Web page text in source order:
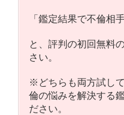
「鑑定結果で不倫相
と、評判の初回無料
さい。
※どちらも両方試し
倫の悩みを解決する
ださい。